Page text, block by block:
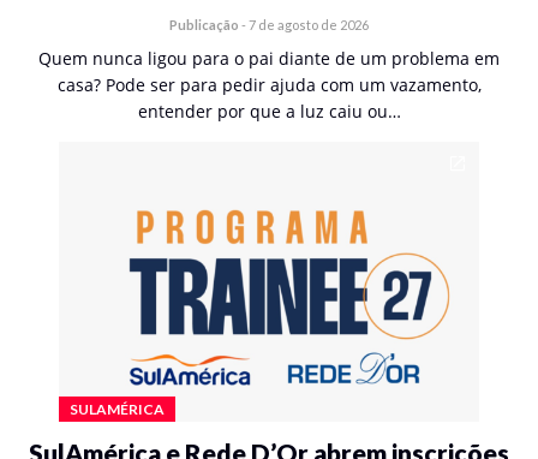
Publicação - 7 de agosto de 2026
Quem nunca ligou para o pai diante de um problema em
casa? Pode ser para pedir ajuda com um vazamento,
entender por que a luz caiu ou…
SULAMÉRICA
SulAmérica e Rede D’Or abrem inscrições